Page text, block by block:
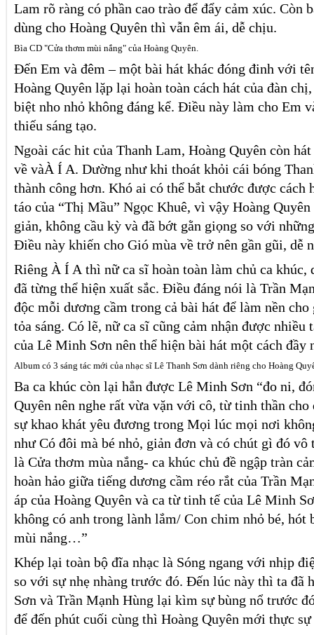
Lam rõ ràng có phần cao trào để đẩy cảm xúc. Còn
dùng cho Hoàng Quyên thì vẫn êm ái, dễ chịu.
Bìa CD "Cửa thơm mùi nắng" của Hoàng Quyên.
Đến Em và đêm – một bài hát khác đóng đinh với
Hoàng Quyên lặp lại hoàn toàn cách hát của đàn
biệt nho nhỏ không đáng kể. Điều này làm cho Em
thiếu sáng tạo.
Ngoài các hit của Thanh Lam, Hoàng Quyên còn
về vàÀ Í A. Dường như khi thoát khỏi cái bóng
thành công hơn. Khó ai có thể bắt chước được
táo của “Thị Mầu” Ngọc Khuê, vì vậy Hoàng
giản, không cầu kỳ và đã bớt gằn giọng so với
Điều này khiến cho Gió mùa về trở nên gần gũi, dễ
Riêng À Í A thì nữ ca sĩ hoàn toàn làm chủ ca khúc,
đã từng thể hiện xuất sắc. Điều đáng nói là Trần
độc mỗi dương cầm trong cả bài hát để làm nền
tỏa sáng. Có lẽ, nữ ca sĩ cũng cảm nhận được nhiều
của Lê Minh Sơn nên thể hiện bài hát một cách đầy
Album có 3 sáng tác mới của nhạc sĩ Lê Thanh Sơn dành riêng cho Hoàng
Ba ca khúc còn lại hẳn được Lê Minh Sơn “đo ni,
Quyên nên nghe rất vừa vặn với cô, từ tinh thần cho
sự khao khát yêu đương trong Mọi lúc mọi nơi
như Có đôi mà bé nhỏ, giản đơn và có chút gì đó
là Cửa thơm mùa nắng- ca khúc chủ đề ngập tràn
hoàn hảo giữa tiếng dương cầm réo rắt của Trần
áp của Hoàng Quyên và ca từ tinh tế của Lê Minh
không có anh trong lành lắm/ Con chim nhỏ bé, hót
mùi nắng…”
Khép lại toàn bộ đĩa nhạc là Sóng ngang với nhịp
so với sự nhẹ nhàng trước đó. Đến lúc này thì ta đã
Sơn và Trần Mạnh Hùng lại kìm sự bùng nổ trước
để đến phút cuối cùng thì Hoàng Quyên mới thực